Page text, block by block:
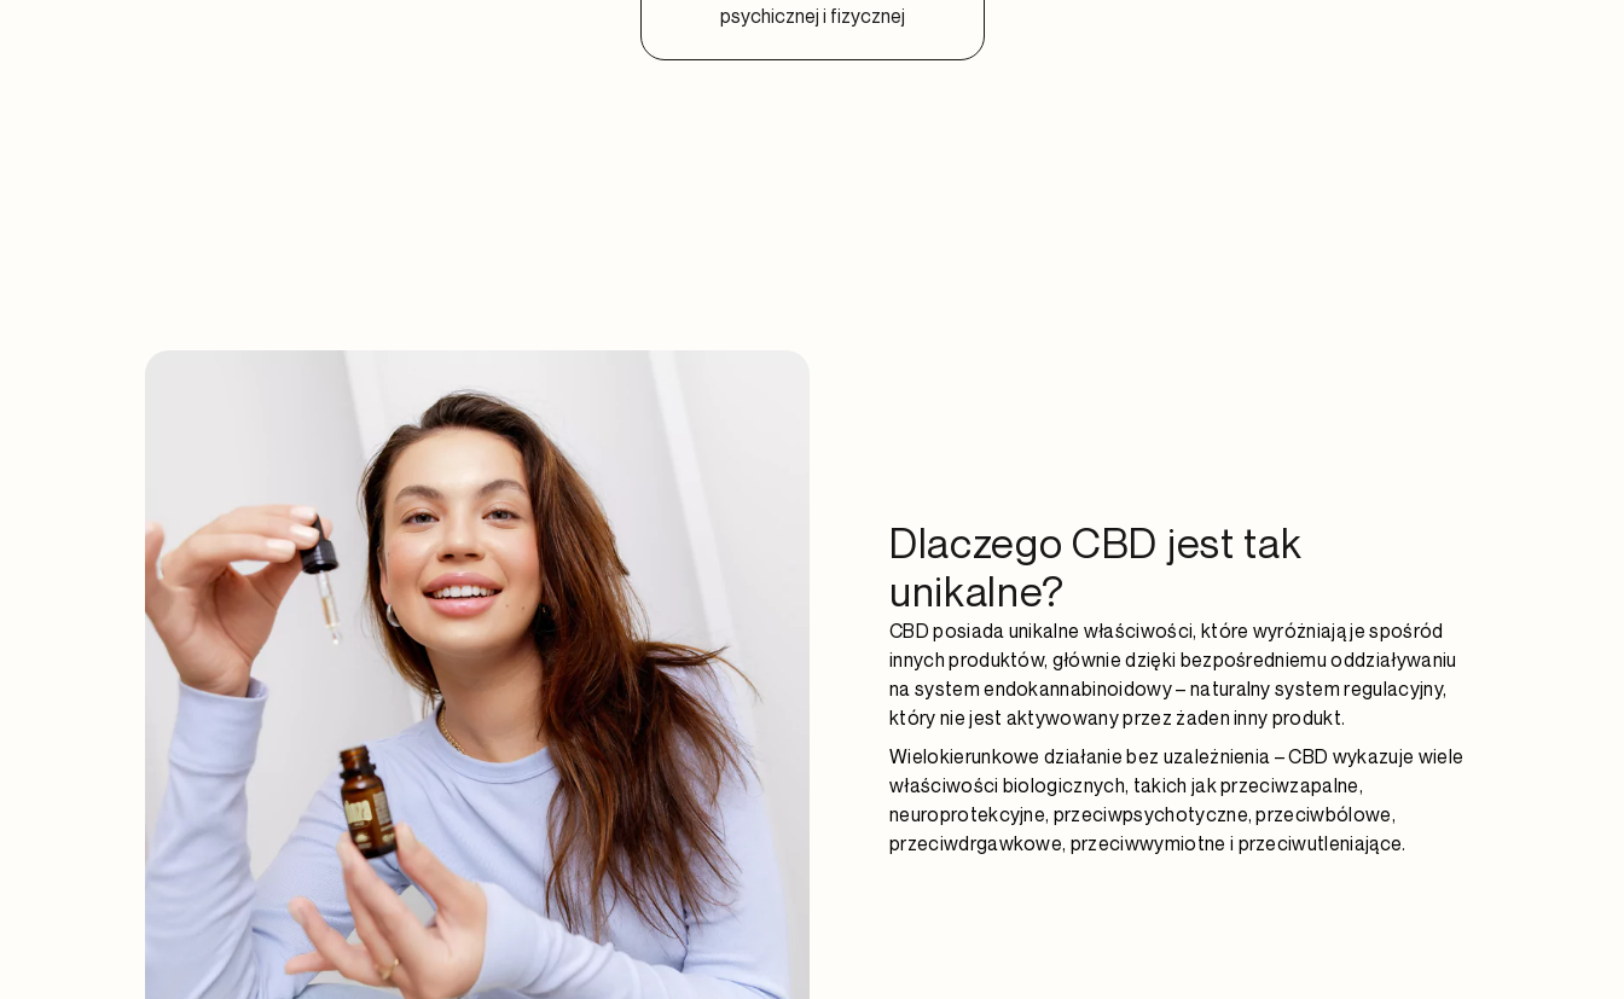
psychicznej i fizycznej
Dlaczego CBD jest tak
unikalne?
CBD posiada unikalne właściwości, które wyróżniają je spośród
innych produktów, głównie dzięki bezpośredniemu oddziaływaniu
na system endokannabinoidowy – naturalny system regulacyjny,
który nie jest aktywowany przez żaden inny produkt.
Wielokierunkowe działanie bez uzależnienia – CBD wykazuje wiele
właściwości biologicznych, takich jak przeciwzapalne,
neuroprotekcyjne, przeciwpsychotyczne, przeciwbólowe,
przeciwdrgawkowe, przeciwwymiotne i przeciwutleniające.